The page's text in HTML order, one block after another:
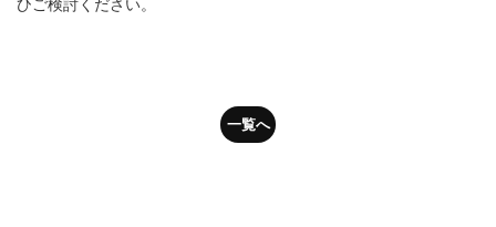
ひご検討ください。
一覧へ